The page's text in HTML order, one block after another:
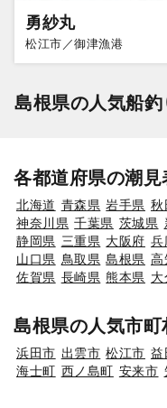
勇紗丸
松江市／御津漁港
島根県の人気船釣
各都道府県の潮
北海道 青森県 岩手県 秋
神奈川県 千葉県 茨城県
静岡県 三重県 大阪府 兵
山口県 鳥取県 島根県 高
佐賀県 長崎県 熊本県 大
島根県の人気市
浜田市 出雲市 松江市 益
海士町 西ノ島町 安来市